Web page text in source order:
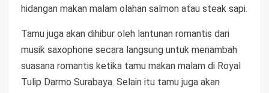
hidangan makan malam olahan salmon atau steak sapi.
Tamu juga akan dihibur oleh lantunan romantis dari
musik saxophone secara langsung untuk menambah
suasana romantis ketika tamu makan malam di Royal
Tulip Darmo Surabaya. Selain itu tamu juga akan